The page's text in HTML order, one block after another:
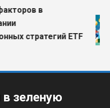
в
стратегий ETF
зеленую